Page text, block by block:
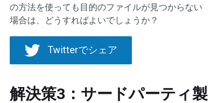
の方法を使っても目的のファイルが見つからない
場合は、どうすればよいでしょうか？
Twitterでシェア
解決策3：サードパーティ製